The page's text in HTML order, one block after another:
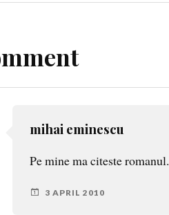
mihai eminescu
Pe mine ma citeste romanul.
3 APRIL 2010